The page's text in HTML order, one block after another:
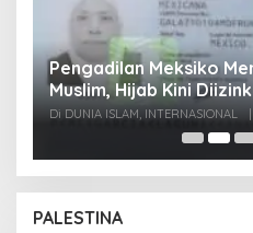
Pengadilan Meksiko
Muslim, Hijab Kini
Di DUNIA ISLAM, INTERNASIONAL |
PALESTINA